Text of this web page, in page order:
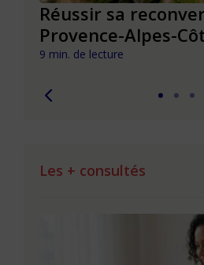
Réussir sa
Provence-Alpes-
9 min. de lecture
Les + consultés